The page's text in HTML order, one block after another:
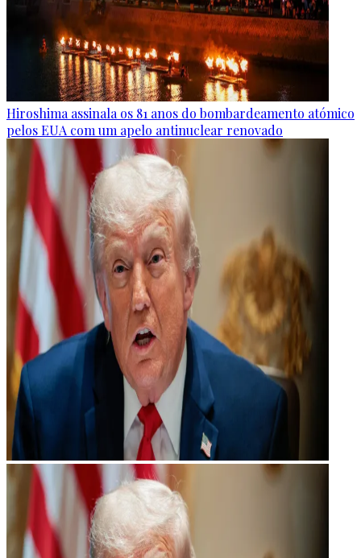
Hiroshima assinala os 81 anos do bombardeamento atómico
pelos EUA com um apelo antinuclear renovado